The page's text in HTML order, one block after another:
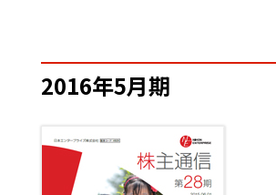
2016年5月期